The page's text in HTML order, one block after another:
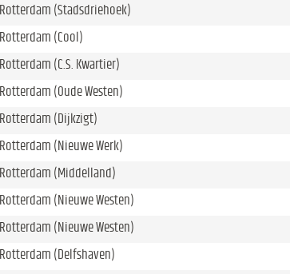
Rotterdam (Stadsdriehoek)
Rotterdam (Cool)
Rotterdam (C.S. Kwartier)
Rotterdam (Oude Westen)
Rotterdam (Dijkzigt)
Rotterdam (Nieuwe Werk)
Rotterdam (Middelland)
Rotterdam (Nieuwe Westen)
Rotterdam (Nieuwe Westen)
Rotterdam (Delfshaven)